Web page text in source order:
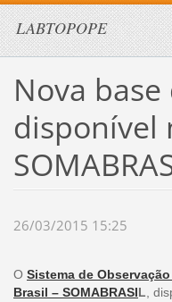
LABTOPOPE
Nova
disponível
26/03/2015 15:25
O Sistema de
Brasil – SOMABRASIL ,